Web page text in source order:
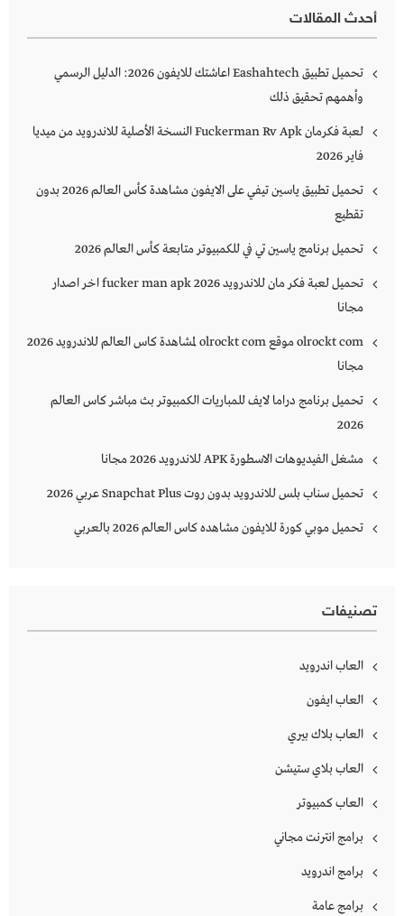
أحدث المقالات
تحميل تطبيق Eashahtech اعاشتك للايفون 2026: الدليل الرسمي
وأهمهم تحقيق ذلك
لعبة فكرمان Fuckerman Rv Apk النسخة الأصلية للاندرويد من ميديا
فاير 2026
تحميل تطبيق ياسين تيفي على الايفون مشاهدة كأس العالم 2026 بدون
تقطيع
تحميل برنامج ياسين تي في للكمبيوتر متابعة كأس العالم 2026
تحميل لعبة فكر مان للاندرويد 2026 fucker man apk اخر اصدار
مجانا
olrockt com موقع olrockt com لمشاهدة كاس العالم للاندرويد 2026
مجانا
تحميل برنامج دراما لايف للمباريات الكمبيوتر بث مباشر كاس العالم
2026
مشغل الفيديوهات الاسطورة APK للاندرويد 2026 مجانا
تحميل سناب بلس للاندرويد بدون روت Snapchat Plus‏ عربي 2026
تحميل موبي كورة للايفون مشاهده كاس العالم 2026 بالعربي
تصنيفات
العاب اندرويد
العاب ايفون
العاب بلاك بيري
العاب بلاي ستيشن
العاب كمبيوتر
برامج انترنت مجاني
برامج اندرويد
برامج عامة